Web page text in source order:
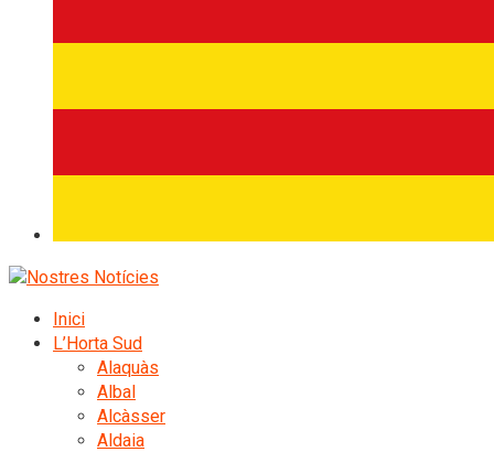
Inici
L’Horta Sud
Alaquàs
Albal
Alcàsser
Aldaia